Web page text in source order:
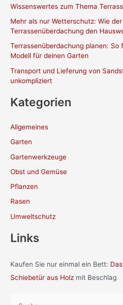
Wissenswertes zum Thema
Mehr als nur Wetterschutz: Wie
Terrassenüberdachung den
Terrassenüberdachung planen: So
Modell für deinen Garten
Transport und Lieferung von
unkompliziert
Kategorien
Allgemeines
Garten
Gartenwerkzeuge
Obst und Gemüse
Pflanzen
Rasen
Umweltschutz
Links
Kaufen Sie nur einmal ein Bett:
Schiebetür aus Holz mit Beschlag